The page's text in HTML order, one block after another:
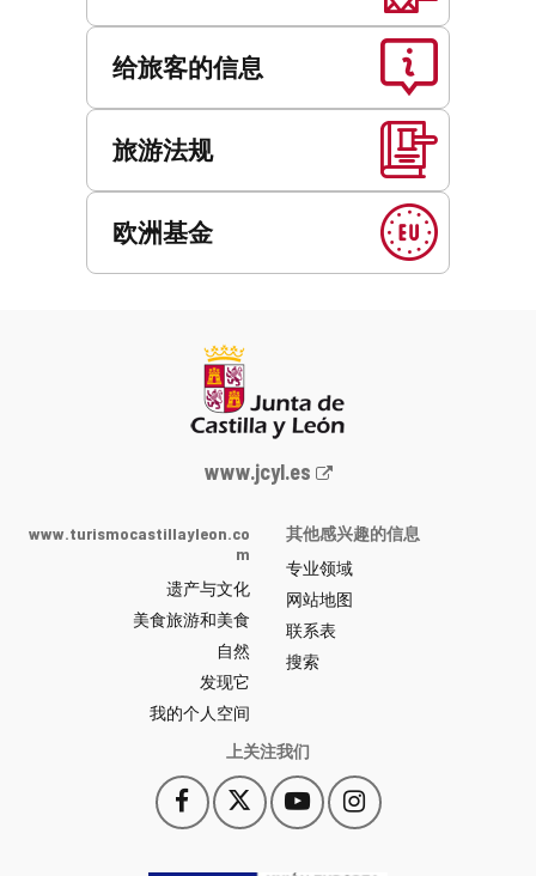
给旅客的信息
旅游法规
欧洲基金
Junta
y
León
网
站
门
户
-
www.jcyl.es
www.turismocastillayleon.co
m
遗产与文化
美食旅游和美食
自然
发现它
我的个人空间
其他感兴趣的信息
专业领域
网站地图
联系表
搜索
上关注我们
Facebook
此
链
此
链
YouTube
此
链
Instagram
此
链